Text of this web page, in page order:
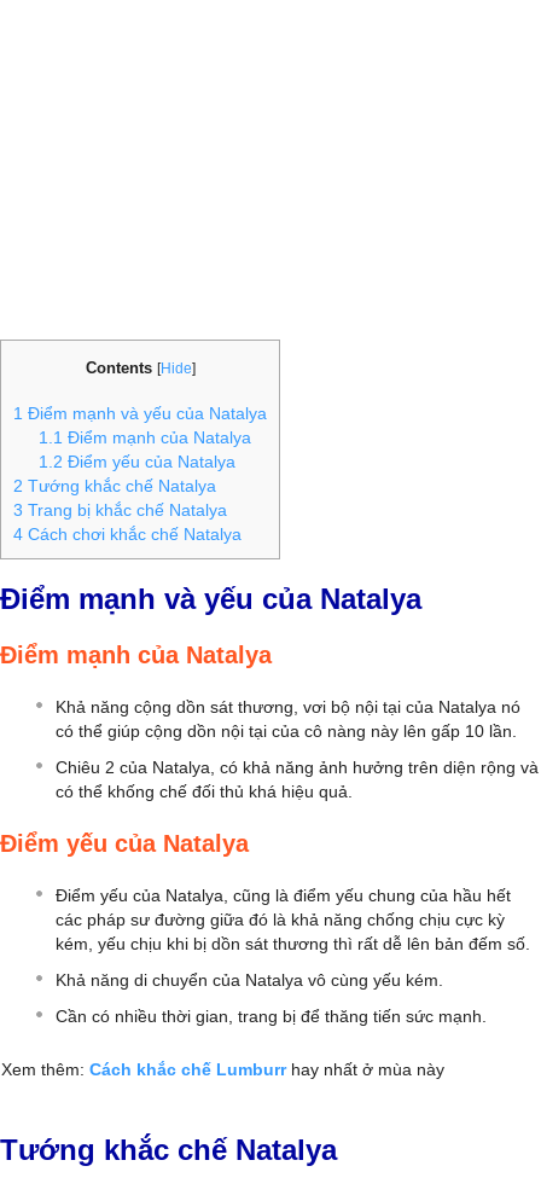
Contents [Hide]
1 Điểm mạnh và yếu của Natalya
1.1 Điểm mạnh của Natalya
1.2 Điểm yếu của Natalya
2 Tướng khắc chế Natalya
3 Trang bị khắc chế Natalya
4 Cách chơi khắc chế Natalya
Điểm mạnh và yếu của Natalya
Điểm mạnh của Natalya
Khả năng cộng dồn sát thương, vơi bộ nội tại của Natalya nó
có thể giúp cộng dồn nội tại của cô nàng này lên gấp 10 lần.
Chiêu 2 của Natalya, có khả năng ảnh hưởng trên diện rộng và
có thể khống chế đối thủ khá hiệu quả.
Điểm yếu của Natalya
Điểm yếu của Natalya, cũng là điểm yếu chung của hầu hết
các pháp sư đường giữa đó là khả năng chống chịu cực kỳ
kém, yếu chịu khi bị dồn sát thương thì rất dễ lên bản đếm số.
Khả năng di chuyển của Natalya vô cùng yếu kém.
Cần có nhiều thời gian, trang bị để thăng tiến sức mạnh.
Xem thêm: Cách khắc chế Lumburrhay nhất ở mùa này
Tướng khắc chế Natalya